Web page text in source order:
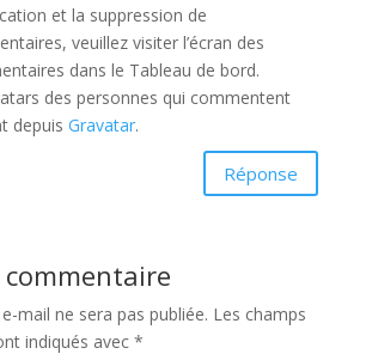
et la suppression de
veuillez visiter l’écran des
dans le Tableau de bord.
des personnes qui commentent
depuis Gravatar.
Réponse
commentaire
mail ne sera pas publiée. Les champs
indiqués avec *